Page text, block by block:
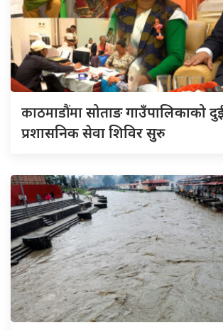
काठमाडौंमासोताङ गाउँपालिकाको
प्रशासनिक सेवा शिविर सुरु